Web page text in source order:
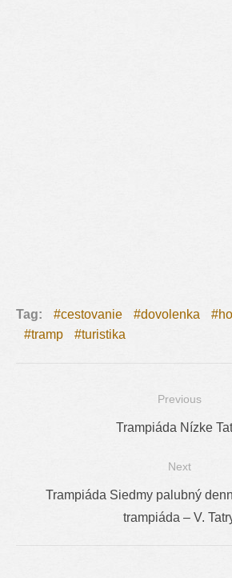
Tag: cestovanie dovolenka
tramp
turistika
Navigácia
Previous
Previous
Trampiáda Nízke
Next
NextTrampiáda Siedmy palubný
trampiáda – V.